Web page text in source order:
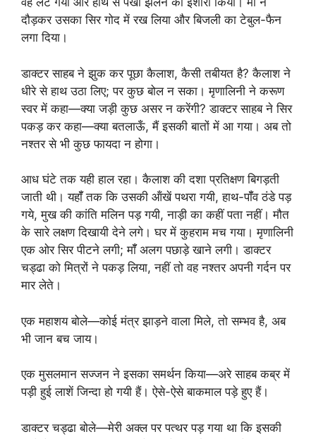
दौड़कर उसका सिर गोद में रख लिया और बिजली का टेबुल-फैन
लगा दिया।
डाक्टर साहब ने झुक कर पूछा कैलाश, कैसी तबीयत है? कैलाश ने
धीरे से हाथ उठा लिए; पर कुछ बोल न सका। मृणालिनी ने करूण
स्वर में कहा—क्या जड़ी कुछ असर न करेंगी? डाक्टर साहब ने सिर
पकड़ कर कहा—क्या बतलाऊँ, मैं इसकी बातों में आ गया। अब तो
नश्तर से भी कुछ फायदा न होगा।
आध घंटे तक यही हाल रहा। कैलाश की दशा प्रतिक्षण बिगड़ती
जाती थी। यहॉँ तक कि उसकी ऑंखें पथरा गयी, हाथ-पॉँव ठंडे पड़
गये, मुख की कांति मलिन पड़ गयी, नाड़ी का कहीं पता नहीं। मौत
के सारे लक्षण दिखायी देने लगे। घर में कुहराम मच गया। मृणालिनी
एक ओर सिर पीटने लगी; मॉँ अलग पछाड़े खाने लगी। डाक्टर
चड्ढा को मित्रों ने पकड़ लिया, नहीं तो वह नश्तर अपनी गर्दन पर
मार लेते।
एक महाशय बोले—कोई मंत्र झाड़ने वाला मिले, तो सम्भव है, अब
भी जान बच जाय।
एक मुसलमान सज्जन ने इसका समर्थन किया—अरे साहब कब्र में
पड़ी हुई लाशें जिन्दा हो गयी हैं। ऐसे-ऐसे बाकमाल पड़े हुए हैं।
डाक्टर चड्ढा बोले—मेरी अक्ल पर पत्थर पड़ गया था कि इसकी